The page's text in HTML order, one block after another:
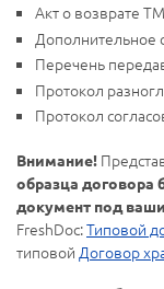
Акт о возврате
Дополнительное
Перечень
Протокол
Протокол
Внимание!
образца договора
документ под
FreshDoc:Типовой
типовой Договор